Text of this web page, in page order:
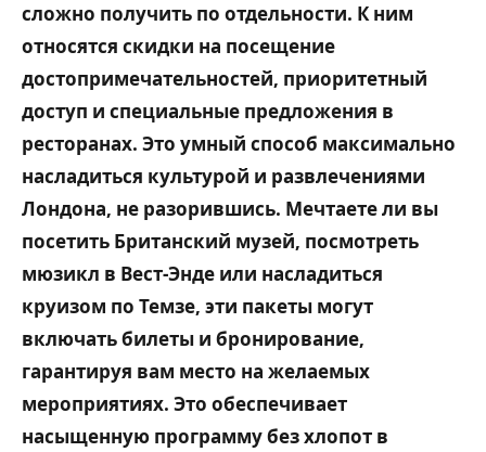
сложно получить по отдельности. К ним
относятся скидки на посещение
достопримечательностей, приоритетный
доступ и специальные предложения в
ресторанах. Это умный способ максимально
насладиться культурой и развлечениями
Лондона, не разорившись. Мечтаете ли вы
посетить Британский музей, посмотреть
мюзикл в Вест-Энде или насладиться
круизом по Темзе, эти пакеты могут
включать билеты и бронирование,
гарантируя вам место на желаемых
мероприятиях. Это обеспечивает
насыщенную программу без хлопот в